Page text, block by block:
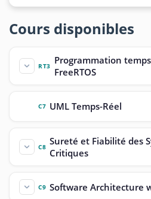
Cours disponibles
RT3 Programmation
FreeRTOS
C7 UML Temps-Réel
C8 Sureté et Fiabilité des
Critiques
C9 Software Architecture